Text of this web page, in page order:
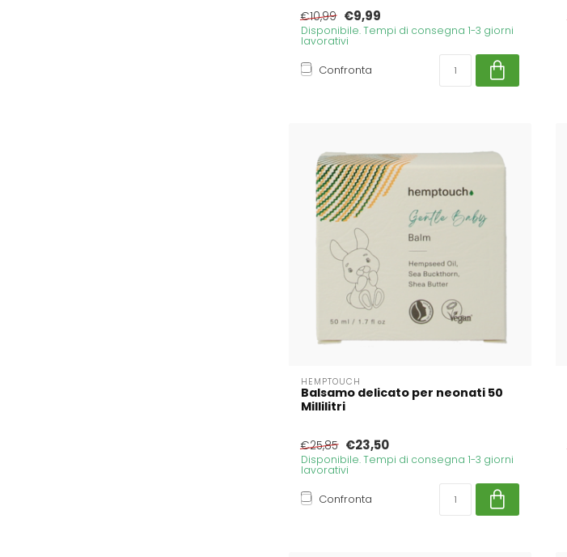
€10,99 €9,99
Disponibile. Tempi di consegna 1-3 giorni
lavorativi
Confronta
HEMPTOUCH
Balsamo delicato per neonati 50
Millilitri
€25,85 €23,50
Disponibile. Tempi di consegna 1-3 giorni
lavorativi
Confronta